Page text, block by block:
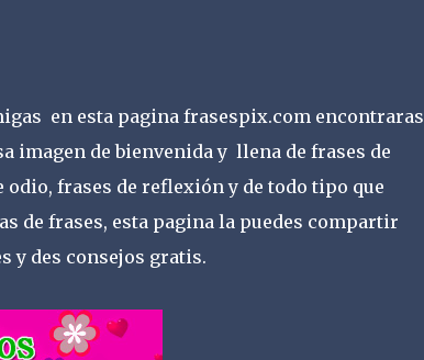
en esta pagina frasespix.com encontraras
imagen de bienvenida y llena de frases de
odio, frases de reflexión y de todo tipo que
de frases, esta pagina la puedes compartir
y des consejos gratis.